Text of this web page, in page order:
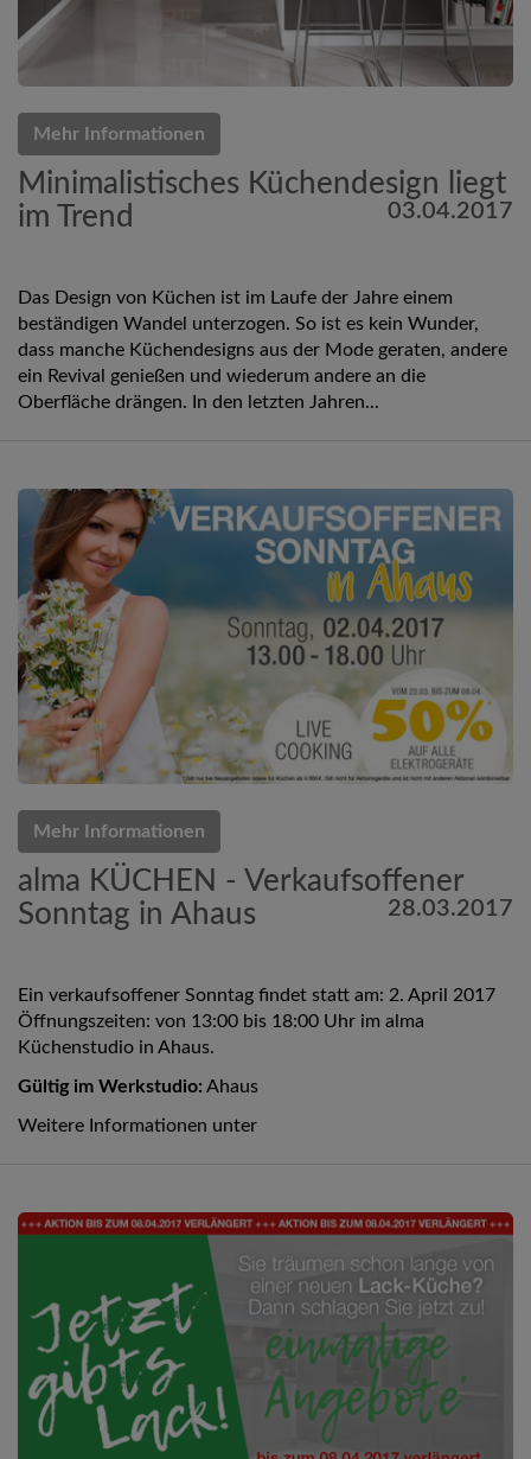
Mehr Informationen
Minimalistisches Küchendesign liegt
im Trend
03.04.2017
Das Design von Küchen ist im Laufe der Jahre einem
beständigen Wandel unterzogen. So ist es kein Wunder,
dass manche Küchendesigns aus der Mode geraten, andere
ein Revival genießen und wiederum andere an die
Oberfläche drängen. In den letzten Jahren...
Mehr Informationen
alma KÜCHEN - Verkaufsoffener
Sonntag in Ahaus
28.03.2017
Ein verkaufsoffener Sonntag findet statt am: 2. April 2017
Öffnungszeiten: von 13:00 bis 18:00 Uhr im alma
Küchenstudio in Ahaus.
Gültig im Werkstudio: Ahaus
Weitere Informationen unter